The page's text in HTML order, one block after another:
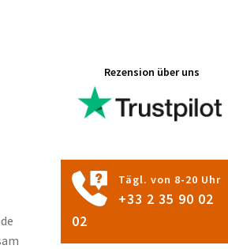
Rezension über uns
Tägl. von 8-20 Uhr
+33 2 35 90 02
02